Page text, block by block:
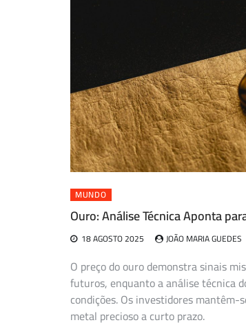
MUNDO
Ouro: Análise Técnica Aponta
18 AGOSTO 2025 JOÃO MARIA GUEDES
O preço do ouro demonstra sinais
futuros, enquanto a análise técnica
condições. Os investidores
metal precioso a curto prazo.